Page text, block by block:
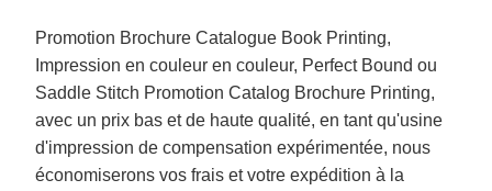
Promotion Brochure Catalogue Book Printing,
Impression en couleur en couleur, Perfect Bound ou
Saddle Stitch Promotion Catalog Brochure Printing,
avec un prix bas et de haute qualité, en tant qu'usine
d'impression de compensation expérimentée, nous
économiserons vos frais et votre expédition à la